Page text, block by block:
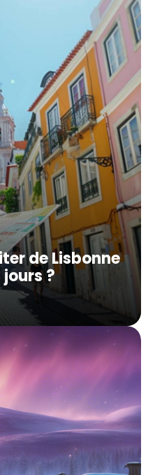
de Lisbonne
?